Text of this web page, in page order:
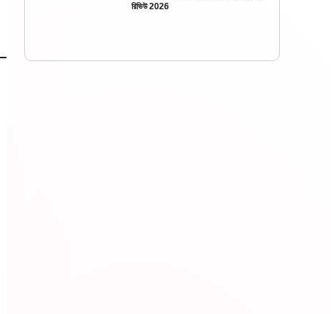
রিভিউ 2026